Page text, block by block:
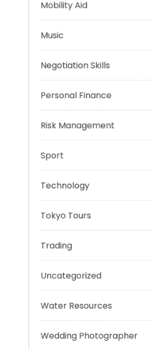
Mindset
Music
Negotiation Skills
Risk Management
Sport
Technology
Tokyo Tours
Trading